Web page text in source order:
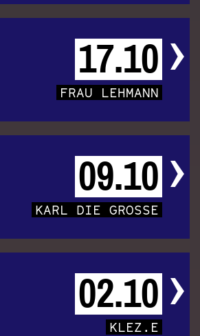
17.10
FRAU LEHMANN
09.10
KARL DIE GROSSE
02.10
KLEZ.E